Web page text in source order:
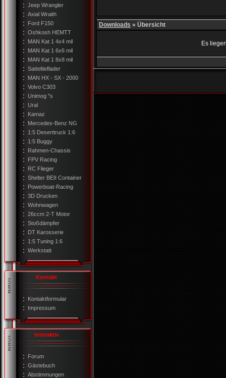
Jeep Wrangler
Axial Wraith
Ford F150
Oshkosh HEMTT
MAN Kat 1 4x4 mil
MAN Kat 1 6x6 mil
MAN Kat 1 8x8 mil
Satteltieflader
MAN HX - SX - 2000
Volvo C303
Unimog "s
Ural
Kamaz
Mercedes-Benz NG
1:5 Deserttruck 1:6
1:5 Buggy
Rahmen-Chassis
FPV Racing
RC Flieger
Shelter BEII Container
Powerboat-Racing
3D Drucken
Wohnwagen
26ccm 2-T Motor
Stoßdämpfer
DT Karosserie
1:5 Tuning 1:6
Werkstatt
Kontakt
Kontaktformular
Impressum
Interaktiv
Forum
Gästebuch
Abstimmungen
Downloads » Übersicht
Es